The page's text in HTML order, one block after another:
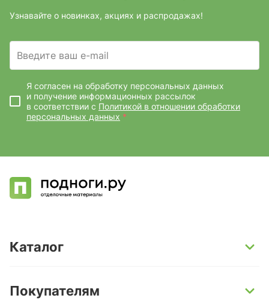
Узнавайте о новинках, акциях и распродажах!
Введите ваш e-mail
Я согласен на обработку персональных данных
и получение информационных рассылок
в соответствии с Политикой в отношении обработки
персональных данных *
Каталог
Кварц-винил и LVT-плитка
Покупателям